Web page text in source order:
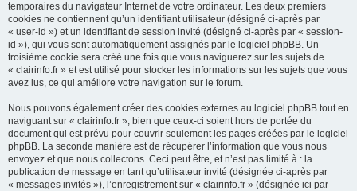
temporaires du navigateur Internet de votre ordinateur. Les deux premiers
cookies ne contiennent qu’un identifiant utilisateur (désigné ci-après par
« user-id ») et un identifiant de session invité (désigné ci-après par « session-
id »), qui vous sont automatiquement assignés par le logiciel phpBB. Un
troisième cookie sera créé une fois que vous naviguerez sur les sujets de
« clairinfo.fr » et est utilisé pour stocker les informations sur les sujets que vous
avez lus, ce qui améliore votre navigation sur le forum.
Nous pouvons également créer des cookies externes au logiciel phpBB tout en
naviguant sur « clairinfo.fr », bien que ceux-ci soient hors de portée du
document qui est prévu pour couvrir seulement les pages créées par le logiciel
phpBB. La seconde manière est de récupérer l’information que vous nous
envoyez et que nous collectons. Ceci peut être, et n’est pas limité à : la
publication de message en tant qu’utilisateur invité (désignée ci-après par
« messages invités »), l’enregistrement sur « clairinfo.fr » (désignée ici par